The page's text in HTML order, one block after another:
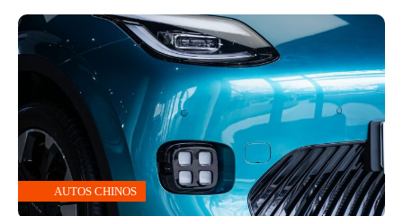
AUTOS CHINOS